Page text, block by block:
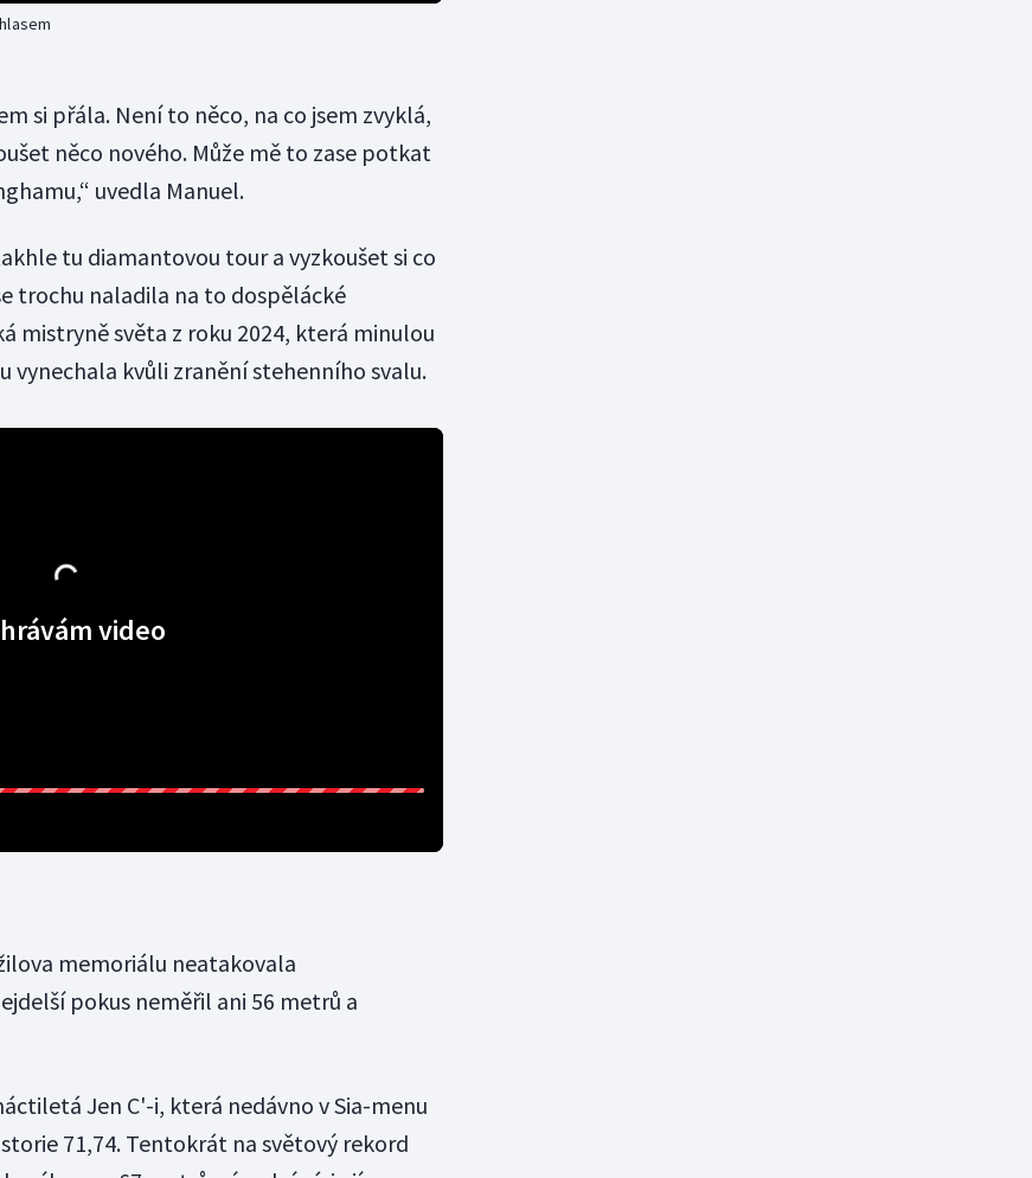
si přála. Není to něco, na co jsem zvyklá,
něco nového. Může mě to zase potkat
uvedla Manuel.
tu diamantovou tour a vyzkoušet si co
trochu naladila na to dospělácké
mistryně světa z roku 2024, která minulou
vynechala kvůli zranění stehenního svalu.
video
memoriálu neatakovala
pokus neměřil ani 56 metrů a
Jen C'-i, která nedávno v Sia-menu
71,74. Tentokrát na světový rekord